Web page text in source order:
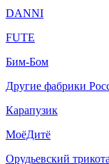
DANNI
FUTE
Бим-Бом
Другие фабрики
Карапузик
МоёДитё
Орудьевский